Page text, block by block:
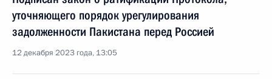
уточняющего порядок урегулирования
задолженности Пакистана перед Россией
12 декабря 2023 года, 13:05